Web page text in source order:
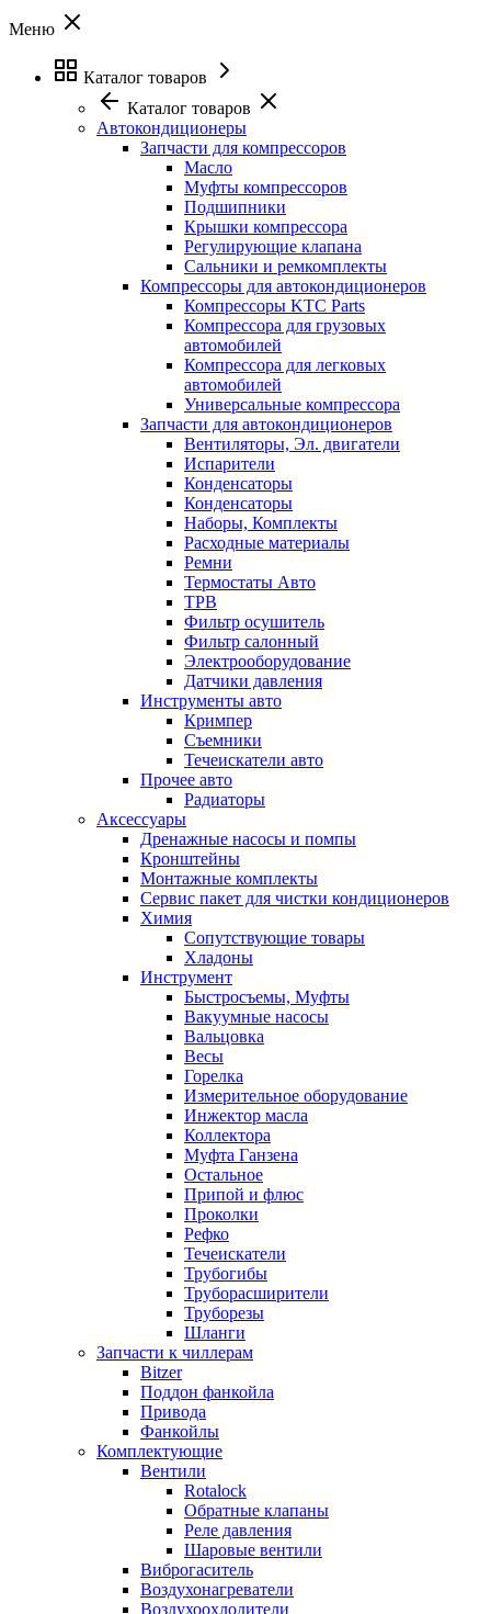
Меню
Каталог товаров
Каталог товаров
Автокондиционеры
Запчасти для компрессоров
Масло
Муфты компрессоров
Подшипники
Крышки компрессора
Регулирующие клапана
Сальники и ремкомплекты
Компрессоры для автокондиционеров
Компрессоры KTC Parts
Компрессора для грузовых
автомобилей
Компрессора для легковых
автомобилей
Универсальные компрессора
Запчасти для автокондиционеров
Вентиляторы, Эл. двигатели
Испарители
Конденсаторы
Конденсаторы
Наборы, Комплекты
Расходные материалы
Ремни
Термостаты Авто
ТРВ
Фильтр осушитель
Фильтр салонный
Электрооборудование
Датчики давления
Инструменты авто
Кримпер
Съемники
Течеискатели авто
Прочее авто
Радиаторы
Аксессуары
Дренажные насосы и помпы
Кронштейны
Монтажные комплекты
Сервис пакет для чистки кондиционеров
Химия
Сопутствующие товары
Хладоны
Инструмент
Быстросъемы, Муфты
Вакуумные насосы
Вальцовка
Весы
Горелка
Измерительное оборудование
Инжектор масла
Коллектора
Муфта Ганзена
Остальное
Припой и флюс
Проколки
Рефко
Течеискатели
Трубогибы
Труборасширители
Труборезы
Шланги
Запчасти к чиллерам
Bitzer
Поддон фанкойла
Привода
Фанкойлы
Комплектующие
Вентили
Rotalock
Обратные клапаны
Реле давления
Шаровые вентили
Виброгаситель
Воздухонагреватели
Воздухоохлодители